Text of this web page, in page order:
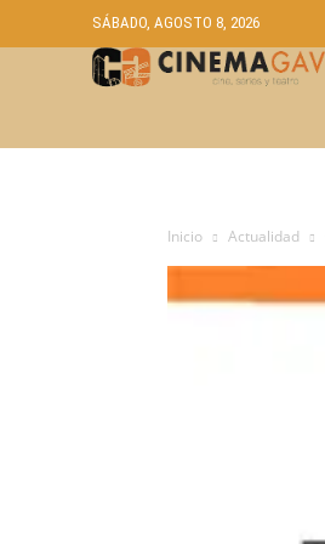
SÁBADO, AGOSTO 8, 2026
Inicio Actualidad